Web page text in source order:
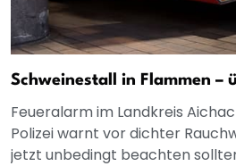
Schweinestall in Flammen –
Feueralarm im Landkreis
Polizei warnt vor dichter
jetzt unbedingt beachten